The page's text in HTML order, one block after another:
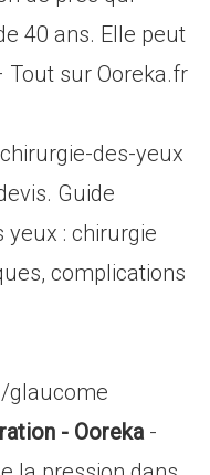
40 ans. Elle peut
Tout sur Ooreka.fr
des-yeux
Guide
: chirurgie
complications
glaucome
- Ooreka-